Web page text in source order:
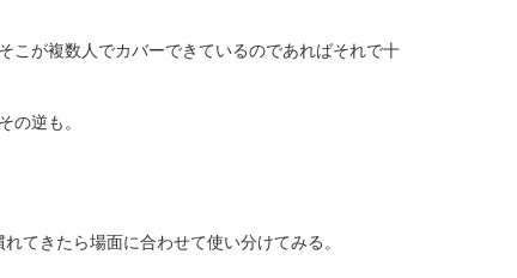
こが複数人でカバーできているのであればそれで十
逆も。
てきたら場面に合わせて使い分けてみる。